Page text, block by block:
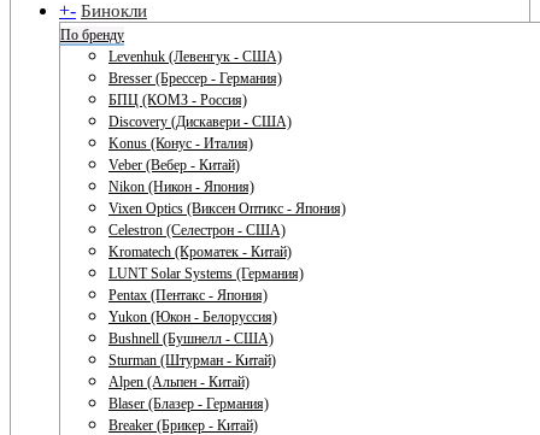
+- Бинокли
По бренду
Levenhuk (Левенгук - США)
Bresser (Брессер - Германия)
БПЦ (КОМЗ - Россия)
Discovery (Дискавери - США)
Konus (Конус - Италия)
Veber (Вебер - Китай)
Nikon (Никон - Япония)
Vixen Optics (Виксен Оптикс - Япония)
Celestron (Селестрон - США)
Kromatech (Кроматек - Китай)
LUNT Solar Systems (Германия)
Pentax (Пентакс - Япония)
Yukon (Юкон - Белоруссия)
Bushnell (Бушнелл - США)
Sturman (Штурман - Китай)
Alpen (Альпен - Китай)
Blaser (Блазер - Германия)
Breaker (Брикер - Китай)